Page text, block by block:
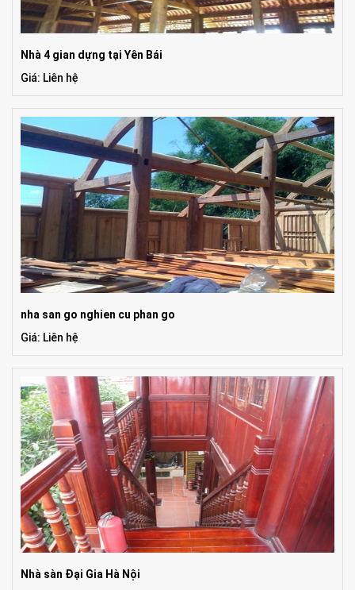
Nhà 4 gian dựng tại Yên Bái
Giá: Liên hệ
nha san go nghien cu phan go
Giá: Liên hệ
Nhà sàn Đại Gia Hà Nội